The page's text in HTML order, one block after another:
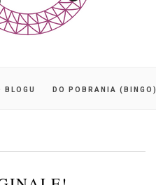
BLOGU DO POBRANIA (BINGO)